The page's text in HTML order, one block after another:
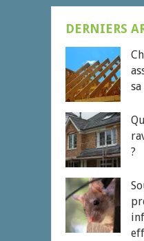
DERNIERS
?